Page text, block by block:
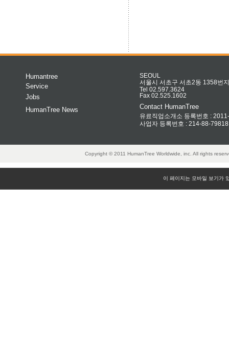
Humantree
Service
Jobs
HumanTree News
SEOUL
서울시 서초구 서초2동 1358번
Tel 02.597.3624
Fax 02.525.1602
Contact HumanTree
유료직업소개소 등록번호 :
사업자 등록번호 : 214-88-79818
Copyright © 2011 HumanTree Worldwide, inc. All rights
이 페이지는 모바일 보기가